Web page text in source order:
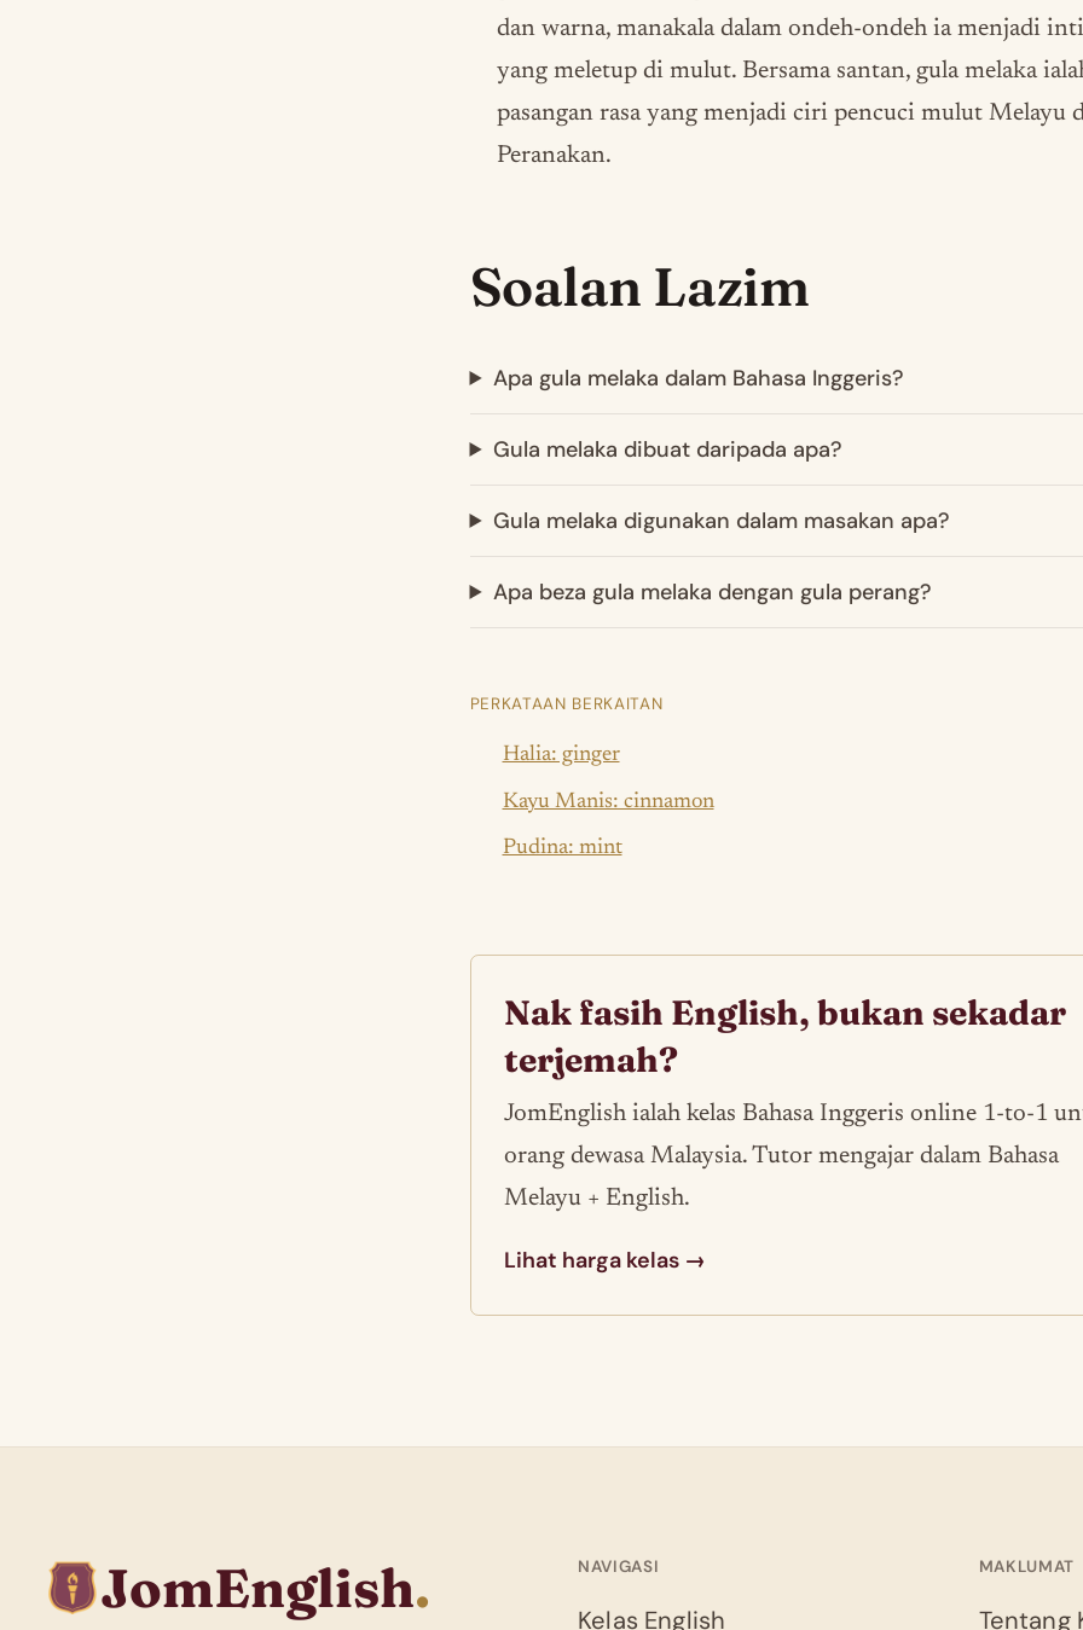
dan warna, manakala dalam ondeh-ondeh ia menjadi inti
yang meletup di mulut. Bersama santan, gula melaka
pasangan rasa yang menjadi ciri pencuci mulut Melayu
Peranakan.
Soalan Lazim
Apa gula melaka dalam Bahasa Inggeris?
Gula melaka dibuat daripada apa?
Gula melaka digunakan dalam masakan apa?
Apa beza gula melaka dengan gula perang?
PERKATAAN BERKAITAN
Halia: ginger
Kayu Manis: cinnamon
Pudina: mint
Nak fasih English, bukan sekadar
terjemah?
JomEnglish ialah kelas Bahasa Inggeris online 1-to-1
orang dewasa Malaysia. Tutor mengajar dalam Bahasa
Melayu + English.
Lihat harga kelas →
JomEnglish. NAVIGASI
Kelas English
MAKLUMAT
Tentang